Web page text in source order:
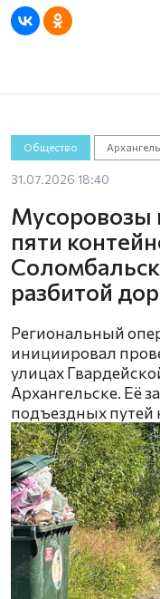
Общество
31.07.2026 18:40
Мусоровозы
пяти
разбитой
Региональный
инициировал
улицах
Архангельске. Её
подъездных